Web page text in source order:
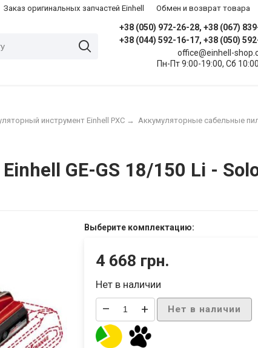
Заказ оригинальных запчастей Einhell Обмен и возврат товара
+38 (050) 972-26-28, +38 (067)
+38 (044) 592-16-17, +38 (050)
office@einhell-
Пн-Пт 9:00-19:00, Сб
Аккумуляторные сабельные
инструмент Einhell PXC →
GE-GS 18/150 Li -
Выберите комплектацию:
4 668 грн.
Нет в наличии
– + Нет в наличии